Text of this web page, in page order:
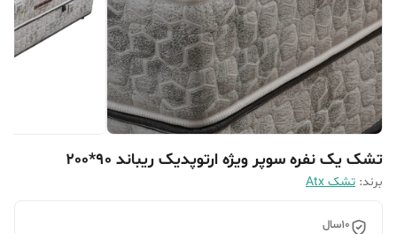
تشک یک نفره سوپر ویژه ارتوپدیک ریباند 90*200
برند: تشک Atx
10سال